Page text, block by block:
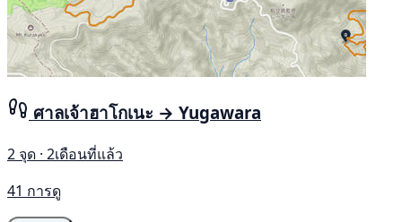
ศาลเจ้าฮาโกเนะ → Yugawara
2 จุด · 2เดือนที่แล้ว
41 การดู